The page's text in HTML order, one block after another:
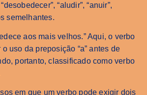
“aludir”, “anuir”,
semelhantes.
aos mais velhos.” Aqui, o verbo
o uso da preposição “a” antes de
portanto, classificado como verbo
em que um verbo pode exigir dois